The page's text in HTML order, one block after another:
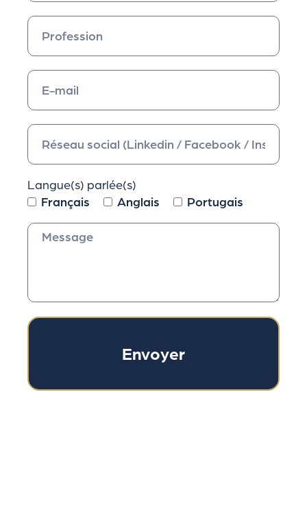
Langue(s) parlée(s)
Français
Anglais Portugais
Envoyer